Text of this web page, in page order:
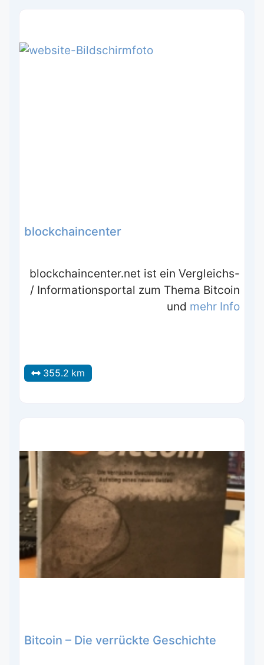
blockchaincenter
blockchaincenter.net ist ein Vergleichs-
/ Informationsportal zum Thema Bitcoin
und mehr Info
355.2 km
Bitcoin – Die verrückte Geschichte